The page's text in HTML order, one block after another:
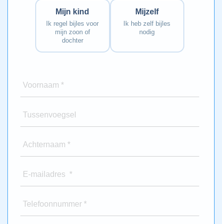
Mijn kind
Ik regel bijles voor
mijn zoon of
dochter
Mijzelf
Ik heb zelf bijles
nodig
Voornaam *
Tussenvoegsel
Achternaam *
E-mailadres *
Telefoonnummer *